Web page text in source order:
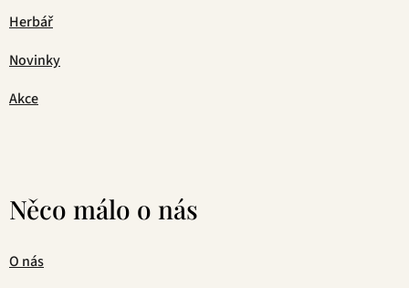
Herbář
Novinky
Akce
Něco málo o nás
O nás